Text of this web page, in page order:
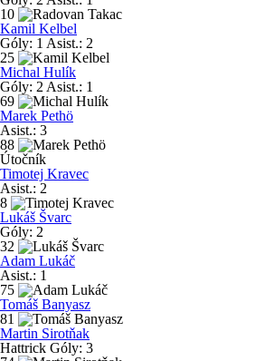
10
Kamil Kelbel
Góly: 1 Asist.: 2
25
Michal Hulík
Góly: 2 Asist.: 1
69
Marek Pethö
Asist.: 3
88
Útočník
Timotej Kravec
Asist.: 2
8
Lukáš Švarc
Góly: 2
32
Adam Lukáč
Asist.: 1
75
Tomáš Banyasz
81
Martin Sirotňak
Hattrick Góly: 3